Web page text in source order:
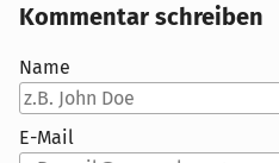
Kommentar schreiben
Name
E-Mail